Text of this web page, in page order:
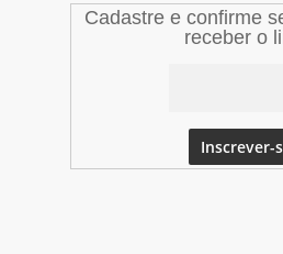
Cadastre e confirme
receber o